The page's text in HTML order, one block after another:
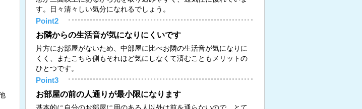
す。日々清々しい気分になれるでしょう。
Point2
お隣からの生活音が気になりにくいです
片方にお部屋がないため、中部屋に比べお隣の生活音が気になりに
くく、またこちら側もそれほど気にしなくて済むこともメリットの
ひとつです。
Point3
お部屋の前の人通りが最小限になります